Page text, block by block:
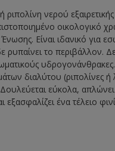
νερού
οικολογικό
Είναι ιδανικό για
το περιβάλλον.
υδρογονάνθρακες.
διαλύτου (ριπολίνες ή
εύκολα,
ένα τέλειο